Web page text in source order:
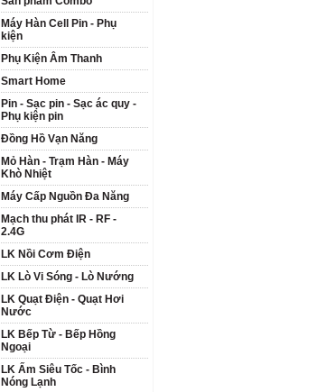
Máy Hàn Cell Pin - Phụ
kiện
Phụ Kiện Âm Thanh
Smart Home
Pin - Sạc pin - Sạc ác quy -
Phụ kiện pin
Đồng Hồ Vạn Năng
Mỏ Hàn - Trạm Hàn - Máy
Khò Nhiệt
Máy Cấp Nguồn Đa Năng
Mạch thu phát IR - RF -
2.4G
LK Nồi Cơm Điện
LK Lò Vi Sóng - Lò Nướng
LK Quạt Điện - Quạt Hơi
Nước
LK Bếp Từ - Bếp Hồng
Ngoại
LK Ấm Siêu Tốc - Bình
Nóng Lạnh